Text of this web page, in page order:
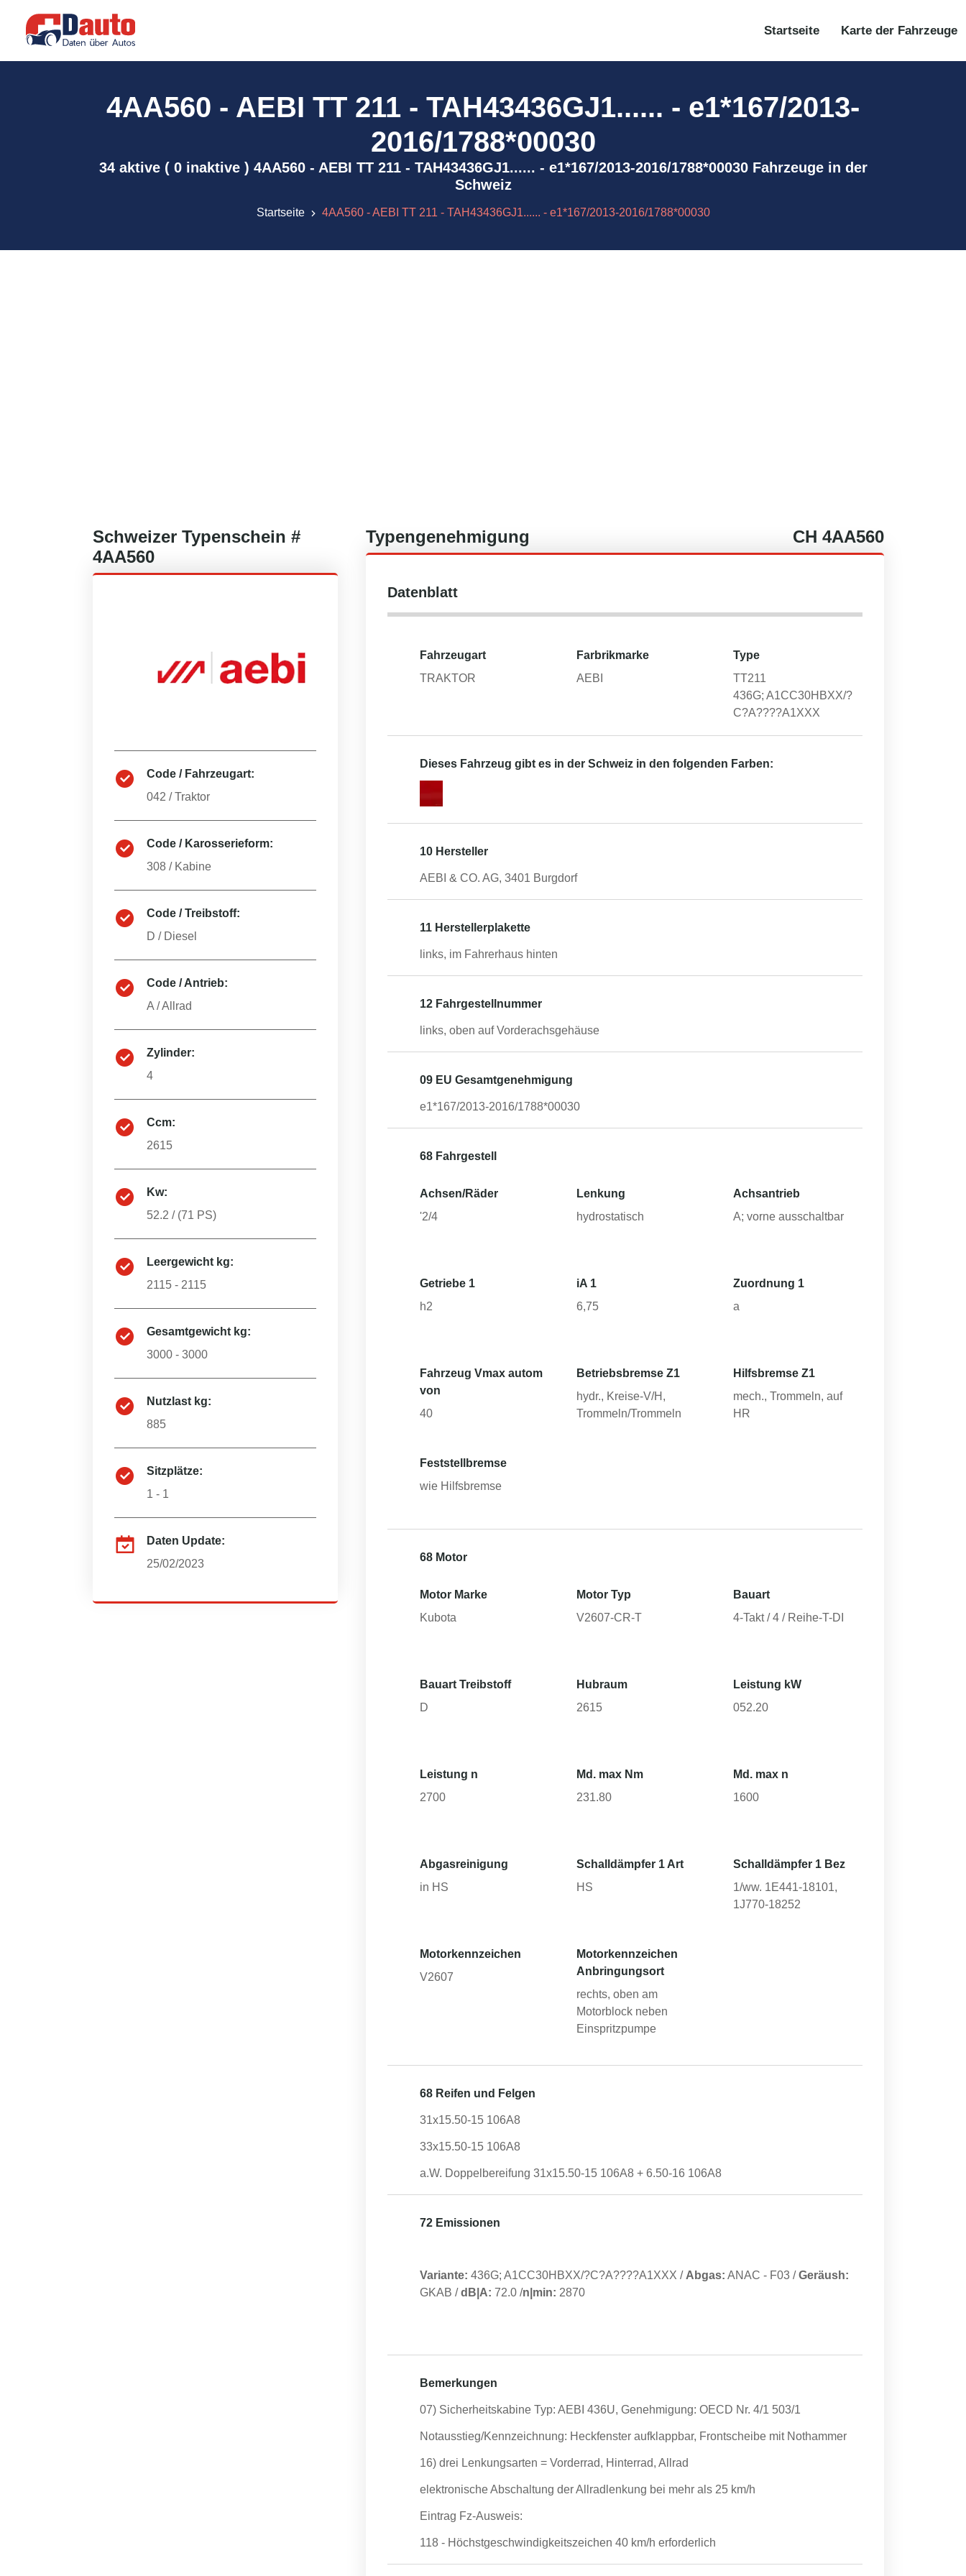
Startseite Karte der Fahrzeuge
4AA560 - AEBI TT 211 - TAH43436GJ1...... - e1*167/2013-
2016/1788*00030
34 aktive ( 0 inaktive ) 4AA560 - AEBI TT 211 - TAH43436GJ1...... - e1*167/2013-2016/1788*00030 Fahrzeuge in der
Schweiz
Startseite 4AA560 - AEBI TT 211 - TAH43436GJ1...... - e1*167/2013-2016/1788*00030
Schweizer Typenschein #
4AA560
Code / Fahrzeugart:
042 /Traktor
Code / Karosserieform:
308 / Kabine
Code / Treibstoff:
D / Diesel
Code / Antrieb:
A /Allrad
Zylinder:
4
Ccm:
2615
Kw:
52.2 / (71 PS)
Leergewicht kg:
2115 - 2115
Gesamtgewicht kg:
3000 - 3000
Nutzlast kg:
885
Sitzplätze:
1 - 1
Daten Update:
25/02/2023
Typengenehmigung CH 4AA560
Datenblatt
Fahrzeugart
TRAKTOR
Farbrikmarke
AEBI
Type
TT211
436G; A1CC30HBXX/?
C?A????A1XXX
Dieses Fahrzeug gibt es in der Schweiz in den folgenden Farben:
10 Hersteller
AEBI & CO. AG, 3401 Burgdorf
11 Herstellerplakette
links, im Fahrerhaus hinten
12 Fahrgestellnummer
links, oben auf Vorderachsgehäuse
09 EU Gesamtgenehmigung
e1*167/2013-2016/1788*00030
68 Fahrgestell
Achsen/Räder
'2/4
Lenkung
hydrostatisch
Achsantrieb
A; vorne ausschaltbar
Getriebe 1
h2
iA 1
6,75
Zuordnung 1
a
Fahrzeug Vmax autom
von
40
Betriebsbremse Z1
hydr., Kreise-V/H,
Trommeln/Trommeln
Hilfsbremse Z1
mech., Trommeln, auf
HR
Feststellbremse
wie Hilfsbremse
68 Motor
Motor Marke
Kubota
Motor Typ
V2607-CR-T
Bauart
4-Takt / 4 / Reihe-T-DI
Bauart Treibstoff
D
Hubraum
2615
Leistung kW
052.20
Leistung n
2700
Md. max Nm
231.80
Md. max n
1600
Abgasreinigung
in HS
Schalldämpfer 1 Art
HS
Schalldämpfer 1 Bez
1/ww. 1E441-18101,
1J770-18252
Motorkennzeichen
V2607
Motorkennzeichen
Anbringungsort
rechts, oben am
Motorblock neben
Einspritzpumpe
68 Reifen und Felgen
31x15.50-15 106A8
33x15.50-15 106A8
a.W. Doppelbereifung 31x15.50-15 106A8 + 6.50-16 106A8
72 Emissionen
Variante: 436G; A1CC30HBXX/?C?A????A1XXX / Abgas: ANAC - F03 /Geräush:
GKAB /dB|A: 72.0 /n|min: 2870
Bemerkungen
07) Sicherheitskabine Typ: AEBI 436U, Genehmigung: OECD Nr. 4/1 503/1
Notausstieg/Kennzeichnung: Heckfenster aufklappbar, Frontscheibe mit Nothammer
16) drei Lenkungsarten = Vorderrad, Hinterrad, Allrad
elektronische Abschaltung der Allradlenkung bei mehr als 25 km/h
Eintrag Fz-Ausweis:
118 - Höchstgeschwindigkeitszeichen 40 km/h erforderlich